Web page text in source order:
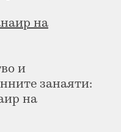
на
и
занаяти:
на